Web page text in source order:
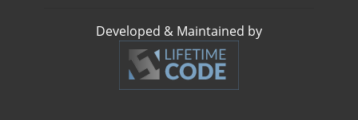
Developed & Maintained by